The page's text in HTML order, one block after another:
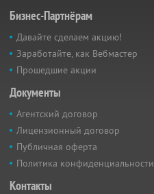
Бизнес-Партнёрам
Давайте сделаем акцию!
Заработайте, как Вебмастер
Прошедшие акции
Документы
Агентский договор
Лицензионный договор
Публичная оферта
Политика конфиденциальности
Контакты